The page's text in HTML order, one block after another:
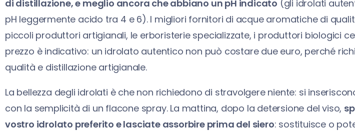
di distillazione, e meglio ancora che abbiano un pH indicato (gli idrolati
pH leggermente acido tra 4 e 6). I migliori fornitori di acque aromatiche di
piccoli produttori artigianali, le erboristerie specializzate, i produttori biologici
prezzo è indicativo: un idrolato autentico non può costare due euro, perché
qualità e distillazione artigianale.
La bellezza degli idrolati è che non richiedono di stravolgere niente: si
con la semplicità di un flacone spray. La mattina, dopo la detersione del viso,
vostro idrolato preferito e lasciate assorbire prima del siero: sostituisce o